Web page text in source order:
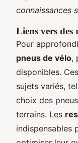
connaissances
Liens vers des
Pour
pneus de vélo,
disponibles.
sujets variés,
choix des
terrains. Les
indispensables